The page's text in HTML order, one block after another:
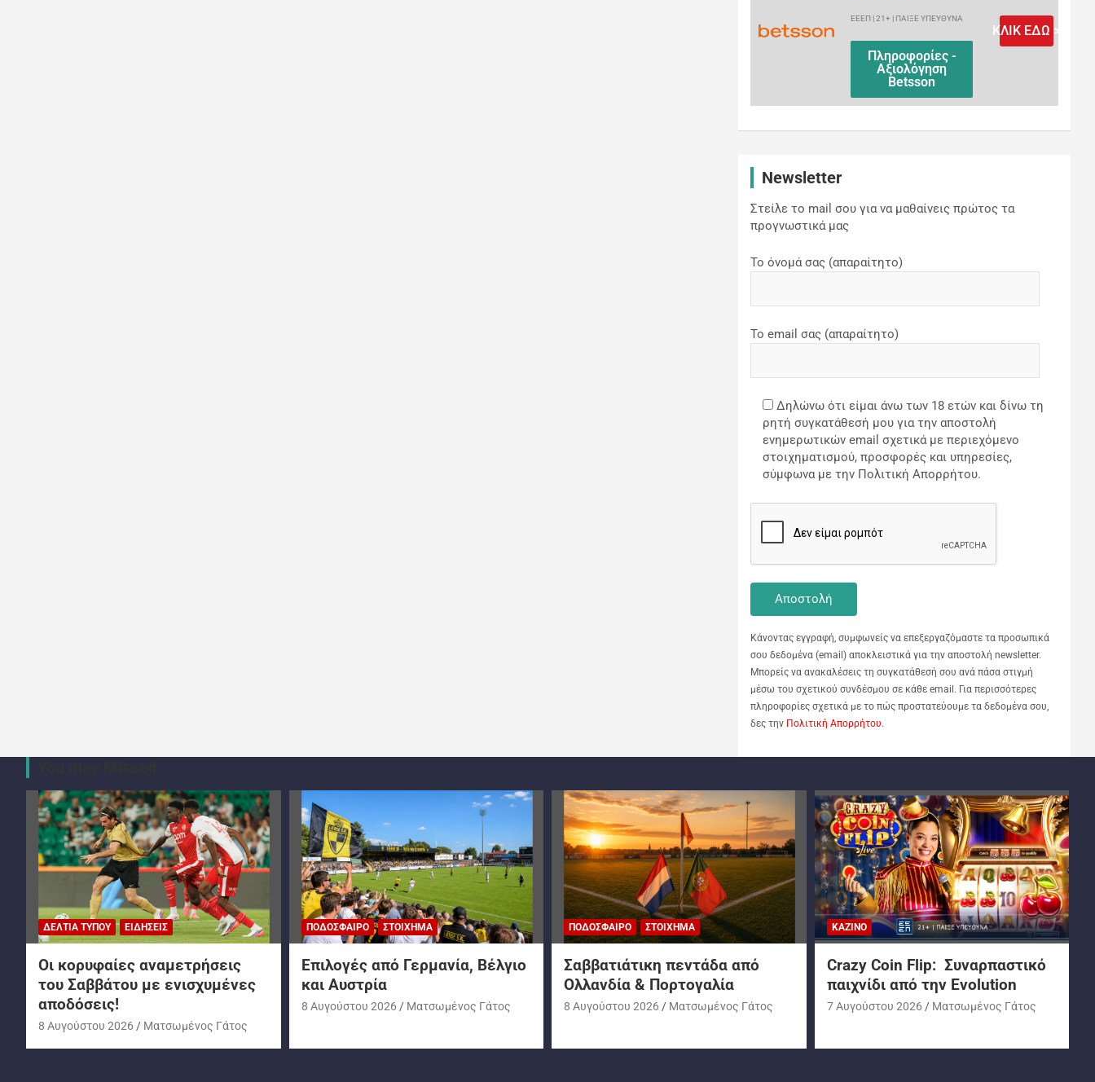
ΕΕΕΠ | 21+ | ΠΑΙΞΕ ΥΠΕΥΘΥΝΑ
Πληροφορίες -
Αξιολόγηση
Betsson
ΚΛΙΚ ΕΔΩ >
Newsletter
Στείλε το mail σου για να μαθαίνεις πρώτος τα
προγνωστικά μας
Το όνομά σας (απαραίτητο)
Το email σας (απαραίτητο)
Δηλώνω ότι είμαι άνω των 18 ετών και δίνω τη
ρητή συγκατάθεσή μου για την αποστολή
ενημερωτικών email σχετικά με περιεχόμενο
στοιχηματισμού, προσφορές και υπηρεσίες,
σύμφωνα με την Πολιτική Απορρήτου.
Κάνοντας εγγραφή, συμφωνείς να επεξεργαζόμαστε τα προσωπικά
σου δεδομένα (email) αποκλειστικά για την αποστολή newsletter.
Μπορείς να ανακαλέσεις τη συγκατάθεσή σου ανά πάσα στιγμή
μέσω του σχετικού συνδέσμου σε κάθε email. Για περισσότερες
πληροφορίες σχετικά με το πώς προστατεύουμε τα δεδομένα σου,
δες την Πολιτική Απορρήτου.
ΔΕΛΤΊΑ ΤΎΠΟΥ ΕΙΔΉΣΕΙΣ
Oι κορυφαίες αναμετρήσεις
του Σαββάτου με ενισχυμένες
αποδόσεις!
8 Αυγούστου 2026 Ματσωμένος Γάτος
ΠΟΔΌΣΦΑΙΡΟ ΣΤΟΊΧΗΜΑ
Επιλογές από Γερμανία, Βέλγιο
και Αυστρία
8 Αυγούστου 2026 Ματσωμένος Γάτος
ΠΟΔΌΣΦΑΙΡΟ ΣΤΟΊΧΗΜΑ
Σαββατιάτικη πεντάδα από
Ολλανδία & Πορτογαλία
8 Αυγούστου 2026 Ματσωμένος Γάτος
ΚΑΖΊΝΟ
Crazy Coin Flip: Συναρπαστικό
παιχνίδι από την Evolution
7 Αυγούστου 2026 Ματσωμένος Γάτος